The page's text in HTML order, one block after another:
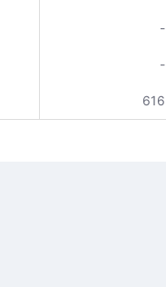
-
-
616